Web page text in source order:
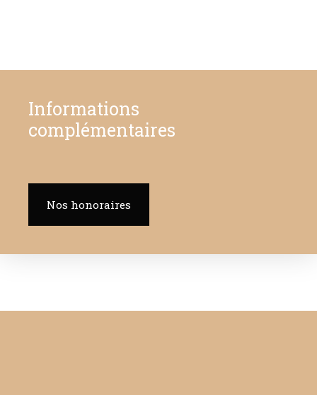
Informations
complémentaires
Nos honoraires